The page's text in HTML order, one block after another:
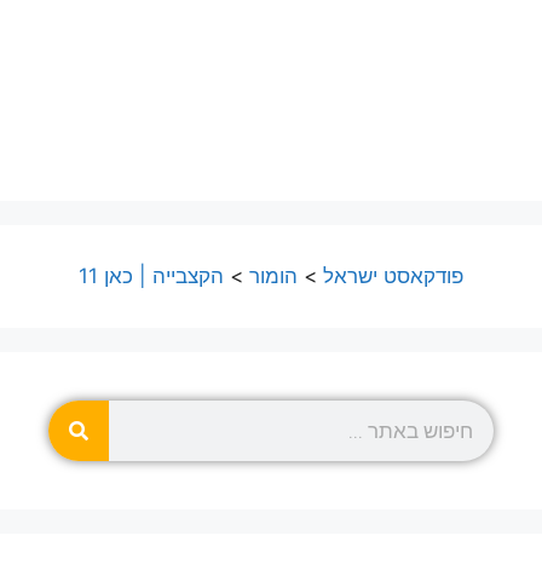
פודקאסט ישראל > הומור > הקצבייה | כאן 11